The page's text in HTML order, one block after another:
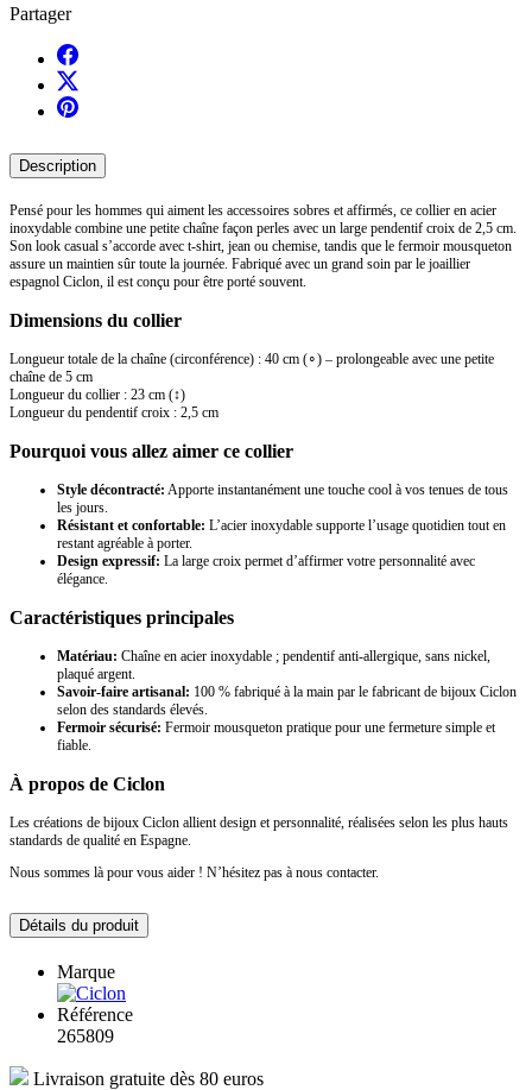
Partager
Description
Pensé pour les hommes qui aiment les accessoires sobres et affirmés, ce collier en acier
inoxydable combine une petite chaîne façon perles avec un large pendentif croix de 2,5 cm.
Son look casual s’accorde avec t-shirt, jean ou chemise, tandis que le fermoir mousqueton
assure un maintien sûr toute la journée. Fabriqué avec un grand soin par le joaillier
espagnol Ciclon, il est conçu pour être porté souvent.
Dimensions du collier
Longueur totale de la chaîne (circonférence) : 40 cm (∘) – prolongeable avec une petite
chaîne de 5 cm
Longueur du collier : 23 cm (↕)
Longueur du pendentif croix : 2,5 cm
Pourquoi vous allez aimer ce collier
Style décontracté: Apporte instantanément une touche cool à vos tenues de tous
les jours.
Résistant et confortable: L’acier inoxydable supporte l’usage quotidien tout en
restant agréable à porter.
Design expressif: La large croix permet d’affirmer votre personnalité avec
élégance.
Caractéristiques principales
Matériau: Chaîne en acier inoxydable ; pendentif anti-allergique, sans nickel,
plaqué argent.
Savoir-faire artisanal: 100 % fabriqué à la main par le fabricant de bijoux Ciclon
selon des standards élevés.
Fermoir sécurisé: Fermoir mousqueton pratique pour une fermeture simple et
fiable.
À propos de Ciclon
Les créations de bijoux Ciclon allient design et personnalité, réalisées selon les plus hauts
standards de qualité en Espagne.
Nous sommes là pour vous aider ! N’hésitez pas à nous contacter.
Détails du produit
Marque
Référence
265809
Livraison gratuite dès 80 euros